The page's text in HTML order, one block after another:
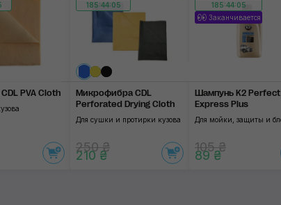
PVA Cloth
185:44:04
Микрофибра CDL
Perforated Drying Cloth
Для сушки и протирки кузова
250 ₴
210 ₴
185:44:04
Заканчивается
Шампунь K2 Perfect
Express Plus
Для мойки, защиты и
105 ₴
89 ₴